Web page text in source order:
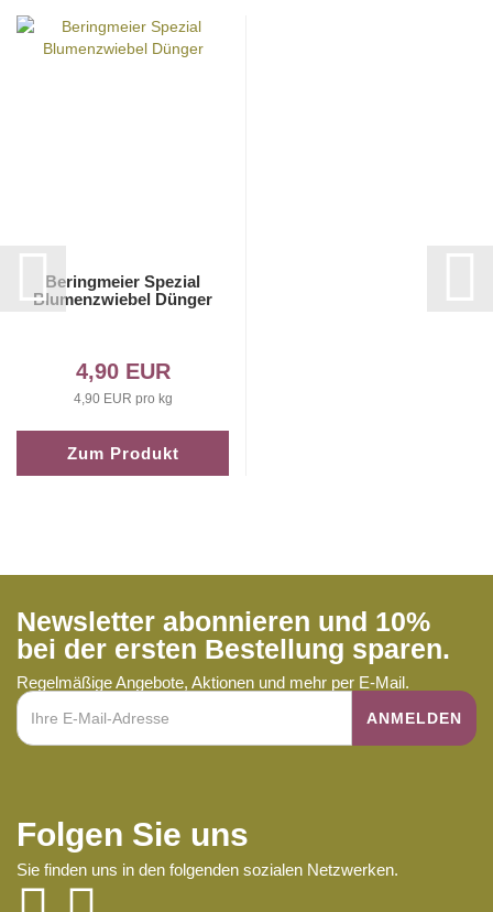
Beringmeier Spezial
Blumenzwiebel Dünger
4,90 EUR
4,90 EUR pro kg
Zum Produkt
Newsletter abonnieren und 10%
bei der ersten Bestellung sparen.
Regelmäßige Angebote, Aktionen und mehr per E-Mail.
Folgen Sie uns
Sie finden uns in den folgenden sozialen Netzwerken.